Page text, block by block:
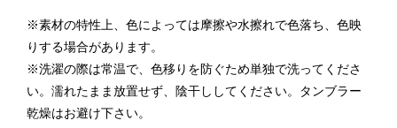
※素材の特性上、色によっては摩擦や水擦れで色落ち、色映
りする場合があります。
※洗濯の際は常温で、色移りを防ぐため単独で洗ってくださ
い。濡れたまま放置せず、陰干ししてください。タンブラー
乾燥はお避け下さい。